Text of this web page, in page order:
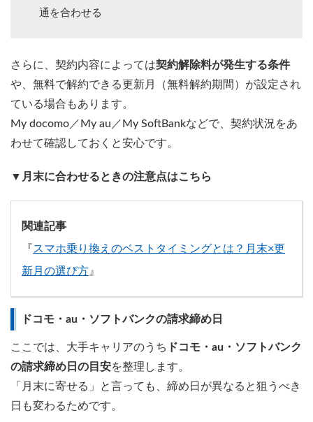
通を合わせる
さらに、契約内容によっては契約解除料が発生する条件
や、無料で解約できる更新月（無料解約期間）が設定され
ている場合もあります。
My docomo／My au／My SoftBankなどで、契約状況をあ
わせて確認しておくと安心です。
▼月末に合わせるときの注意点はこちら
関連記事
『 スマホ乗り換えのベストタイミングとは？月末×更
新月の選び方 』
ドコモ・au・ソフトバンクの請求締め日
ここでは、大手キャリアのうち ドコモ・au・ソフトバンク
の請求締め日の目安を整理します。
「月末に寄せる」と言っても、締め日が異なると狙うべき
日も変わるためです。